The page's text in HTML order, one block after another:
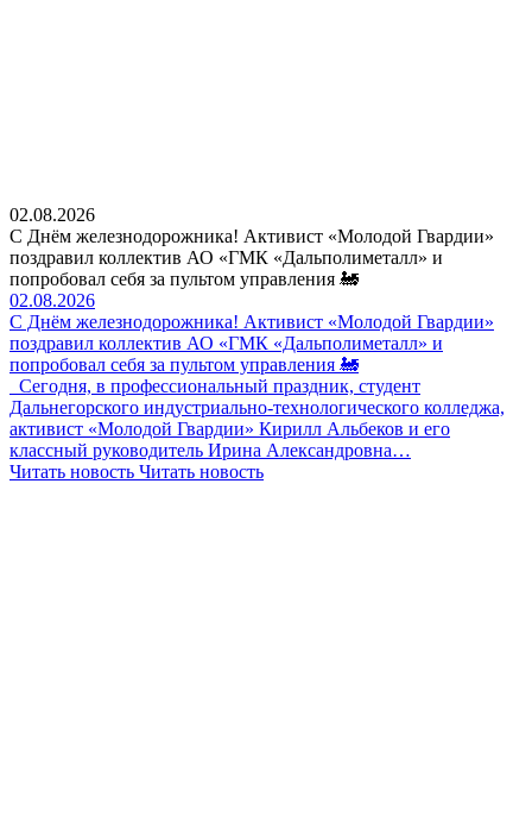
02.08.2026
С Днём железнодорожника! Активист «Молодой Гвардии»
поздравил коллектив АО «ГМК «Дальполиметалл» и
попробовал себя за пультом управления 🚂
02.08.2026
С Днём железнодорожника! Активист «Молодой Гвардии»
поздравил коллектив АО «ГМК «Дальполиметалл» и
попробовал себя за пультом управления 🚂
Сегодня, в профессиональный праздник, студент
Дальнегорского индустриально-технологического колледжа,
активист «Молодой Гвардии» Кирилл Альбеков и его
классный руководитель Ирина Александровна…
Читать новость Читать новость